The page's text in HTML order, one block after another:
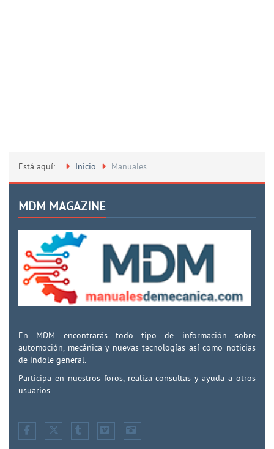
Está aquí: Inicio Manuales
MDM MAGAZINE
En MDM encontrarás todo tipo de información sobre
automoción, mecánica y nuevas tecnologías así como noticias
de índole general.
Participa en nuestros foros, realiza consultas y ayuda a otros
usuarios.